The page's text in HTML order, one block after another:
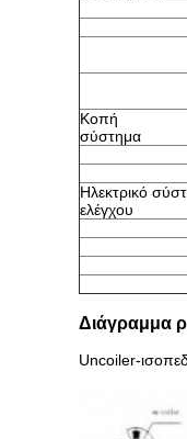
Κοπή
σύστημα
Ηλεκτρικό
ελέγχου
Διάγραμμα
Uncoiler-